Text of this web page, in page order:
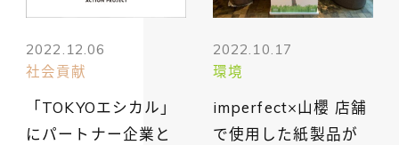
2022.12.06
社会貢献
「TOKYOエシカル」
にパートナー企業と
2022.10.17
環境
imperfect×山櫻 店舗
で使用した紙製品が